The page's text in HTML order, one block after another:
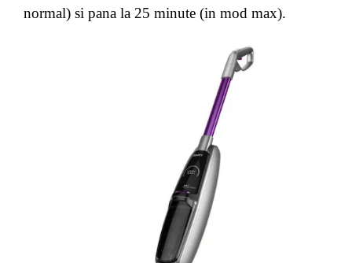
normal) si pana la 25 minute (in mod max).